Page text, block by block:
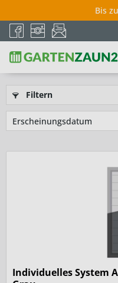
Bis
Filtern
Individuelles System